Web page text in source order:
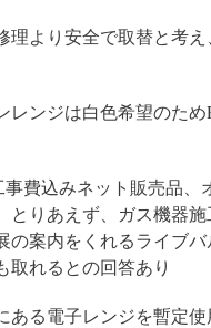
理より安全で取替と考
レンジは白色希望のた
事費込みネット販売品、
とりあえず、ガス機器
の案内をくれるライブ
取れるとの回答あり
ある電子レンジを暫定使